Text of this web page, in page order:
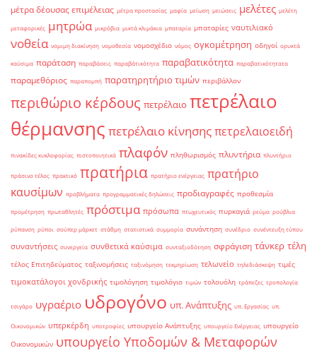
μέτρα δέουσας επιμέλειας μέτρα προστασίας μαφία μείωση μειώσεις μελέτες μελέτη
μεταφορικές μητρώα μικρόβια μικτά κλιμάκια μπαταρία μπαταρίες ναυτιλιακό
νοθεία νομιμη διακίνηση νομοθεσία νομοσχέδιο νόμος ογκομέτρηση οδηγοί ορυκτά
καύσιμα παράταση παραβάσεις παραβάτικότητα παραβατικότητα παραβατικότητατα
παραμεθόριος παραπομπή παρατηρητήριο τιμών περιβάλλον
περιθώριο κέρδους πετρέλαιο πετρέλαιο
θέρμανσης πετρέλαιο κίνησηςπετρελαιοειδή
πινακίδες κυκλοφορίας πιστοποιητικά πλαφόν πληθωρισμός πλυντήρια πλυντήριο
πράσινο τέλος πρακτικό πρατήρια πρατήριο ενέργειας πρατήριο
καυσίμων προβλήματα προγραμματικές δηλώσεις προδιαγραφές προθεσμία
προμέτρηση πρωταθλητές πρόστιμα πρόσωπα πτωχευτικός πυρκαγιά ρεύμα ρούβλια
ρύπανση ρύποι σούπερ μάρκετ στάθμη στατιστικά συμμορία συνάντηση συνέδριο συνέντευξη τύπου
συναντήσεις συνεργεία συνθετικά καύσιμα συνταξιοδότηση σφράγιση τάνκερ τέλη
τέλος Επιτηδεύματος ταξινομήσεις ταξινόμηση τεκμηρίωση τελωνείο τηλεδιάσκεψη τιμές
τιμοκατάλογοι χονδρικής τιμολόγηση τιμολόγιο τιμών τολουόλη τράπεζες τροπολογία
τσιγάρο υγραέριο υδρογόνο υπ. Ανάπτυξης υπ. Εργασίας υπ.
Οικονομικών υπερκέρδη υποτροφίες υπουργείο Ανάπτυξης υπουργείο Ενέργειας υπουργείο
Οικονομικών υπουργείο Υποδομών & Μεταφορών